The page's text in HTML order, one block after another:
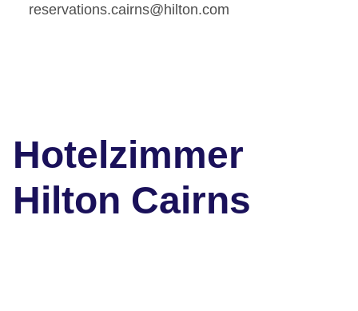
reservations.cairns@hilton.com
Hotelzimmer
Hilton Cairns